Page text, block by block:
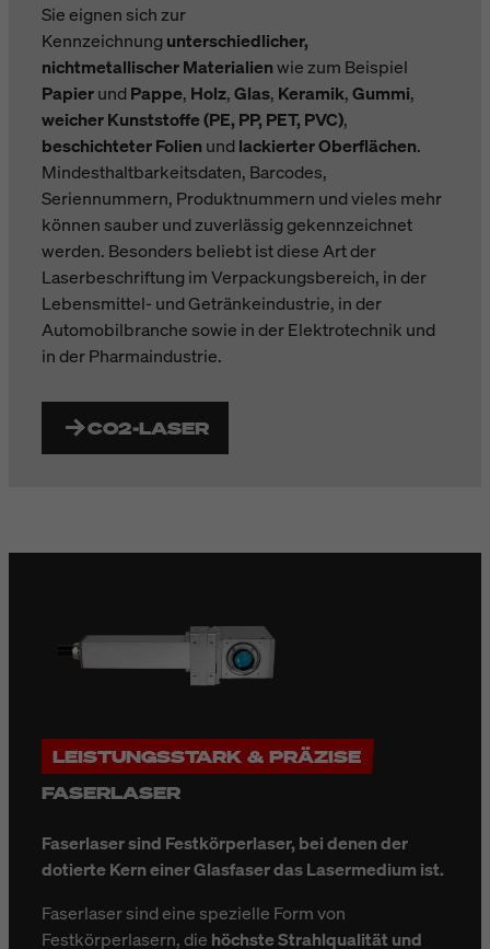
Sie eignen sich zur
Kennzeichnung unterschiedlicher,
nichtmetallischer Materialienwie zum Beispiel
Papierund Pappe, Holz,Glas, Keramik,Gummi,
weicher Kunststoffe (PE, PP, PET, PVC),
beschichteter Folien und lackierter Oberflächen.
Mindesthaltbarkeitsdaten, Barcodes,
Seriennummern, Produktnummern und vieles mehr
können sauber und zuverlässig gekennzeichnet
werden. Besonders beliebt ist diese Art der
Laserbeschriftung im Verpackungsbereich, in der
Lebensmittel- und Getränkeindustrie, in der
Automobilbranche sowie in der Elektrotechnik und
in der Pharmaindustrie.
CO2-LASER
LEISTUNGSSTARK & PRÄZISE
FASERLASER
Faserlaser sind Festkörperlaser, bei denen der
dotierte Kern einer Glasfaser das Lasermedium ist.
Faserlaser sind eine spezielle Form von
Festkörperlasern, die höchste Strahlqualität und